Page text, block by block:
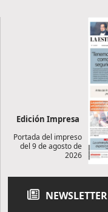
Edición Impresa
Portada del impreso
del 9 de agosto de
2026
NEWSLETTER